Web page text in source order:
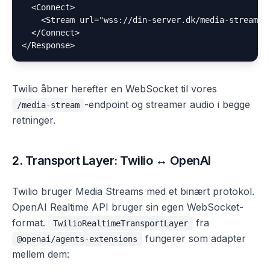
  <Connect>
<Stream url="wss://din-server.dk/media-stream"
  </Connect>
Twilio åbner herefter en WebSocket til vores
/media-stream -endpoint og streamer audio i begge
retninger.
2. Transport Layer: Twilio ↔ OpenAI
Twilio bruger Media Streams med et binært protokol.
OpenAI Realtime API bruger sin egen WebSocket-
format.
TwilioRealtimeTransportLayer fra
@openai/agents-extensions
fungerer som adapter
mellem dem: